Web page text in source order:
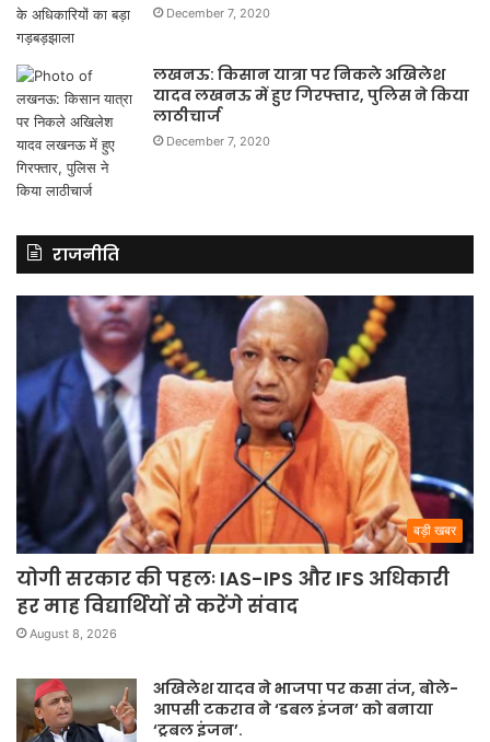
December 7, 2020
लखनऊ: किसान यात्रा पर निकले अखिलेश
यादव लखनऊ में हुए गिरफ्तार, पुलिस ने किया
लाठीचार्ज
December 7, 2020
राजनीति
बड़ी खबर
योगी सरकार की पहलः IAS-IPS और IFS अधिकारी
हर माह विद्यार्थियों से करेंगे संवाद
August 8, 2026
अखिलेश यादव ने भाजपा पर कसा तंज, बोले-
आपसी टकराव ने ‘डबल इंजन’ को बनाया
‘ट्रबल इंजन’.